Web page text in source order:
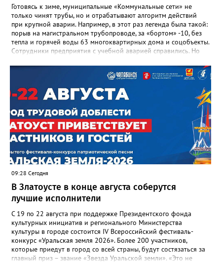
Готовясь к зиме, муниципальные «Коммунальные сети» не
только чинят трубы, но и отрабатывают алгоритм действий
при крупной аварии. Например, в этот раз легенда была такой:
порыв на магистральном трубопроводе, за «бортом» -10, без
тепла и горячей воды 63 многоквартирных дома и соцобъекты.
Сотрудники предприятия с учебной аварией справились. Но
отметили и недочёты. «Например, управляющие компании
несвоевременно приняли меры для предотвращения
“перемерзания” общей домовой тепловой сети
многоквартирного дома, отсутствовало взаимодействие с
ресурсоснабжающей организацией, ЕДДС и иными службами»,
— сообщила начальник Главного управления ГЖИ Ирина
Настенко. В следующий раз, рекомендовали в
Госжилинспекции, службы должны действовать слаженно. И
оперативно делиться информацией со всеми
заинтересованными – от поставщика тепла до конечных
потребителей.
09:28 Сегодня
В Златоусте в конце августа соберутся
лучшие исполнители
С 19 по 22 августа при поддержке Президентского фонда
культурных инициатив и регионального Министерства
культуры в городе состоится IV Всероссийский фестиваль-
конкурс «Уральская земля 2026». Более 200 участников,
которые приедут в город со всей страны, будут состязаться за
главный приз – звание «Звезда Уральской земли». «Это не